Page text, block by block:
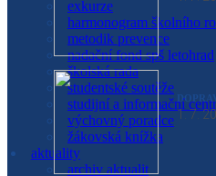
galerie
partneři
projekty
historie školy
Letohrad a okolí
areál SPŠ
areál SOU
domov mládeže
školní jídelna
prohlášení o přístupnosti
exkurze
harmonogram školního
metodik prevence
nadační fond spš letohrad
školská rada
studentské soutěže
studijní a informační
výchovný poradce
žákovská knížka
aktuality
archiv aktualit
1. 7.